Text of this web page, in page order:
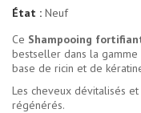
État : Neuf
Ce Shampooing
bestseller dans la gamme
base de ricin et de
Les cheveux dévitalisés
régénérés.